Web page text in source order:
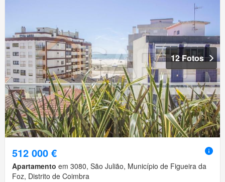
12 Fotos
512 000 €
Apartamento em 3080, São Julião, Município de Figueira da
Foz, Distrito de Coimbra